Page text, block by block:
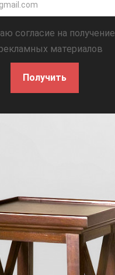
согласие на получение
материалов
Получить